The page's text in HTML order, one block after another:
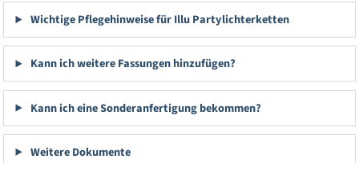
Wichtige Pflegehinweise für Illu Partylichterketten
Kann ich weitere Fassungen hinzufügen?
Kann ich eine Sonderanfertigung bekommen?
Weitere Dokumente